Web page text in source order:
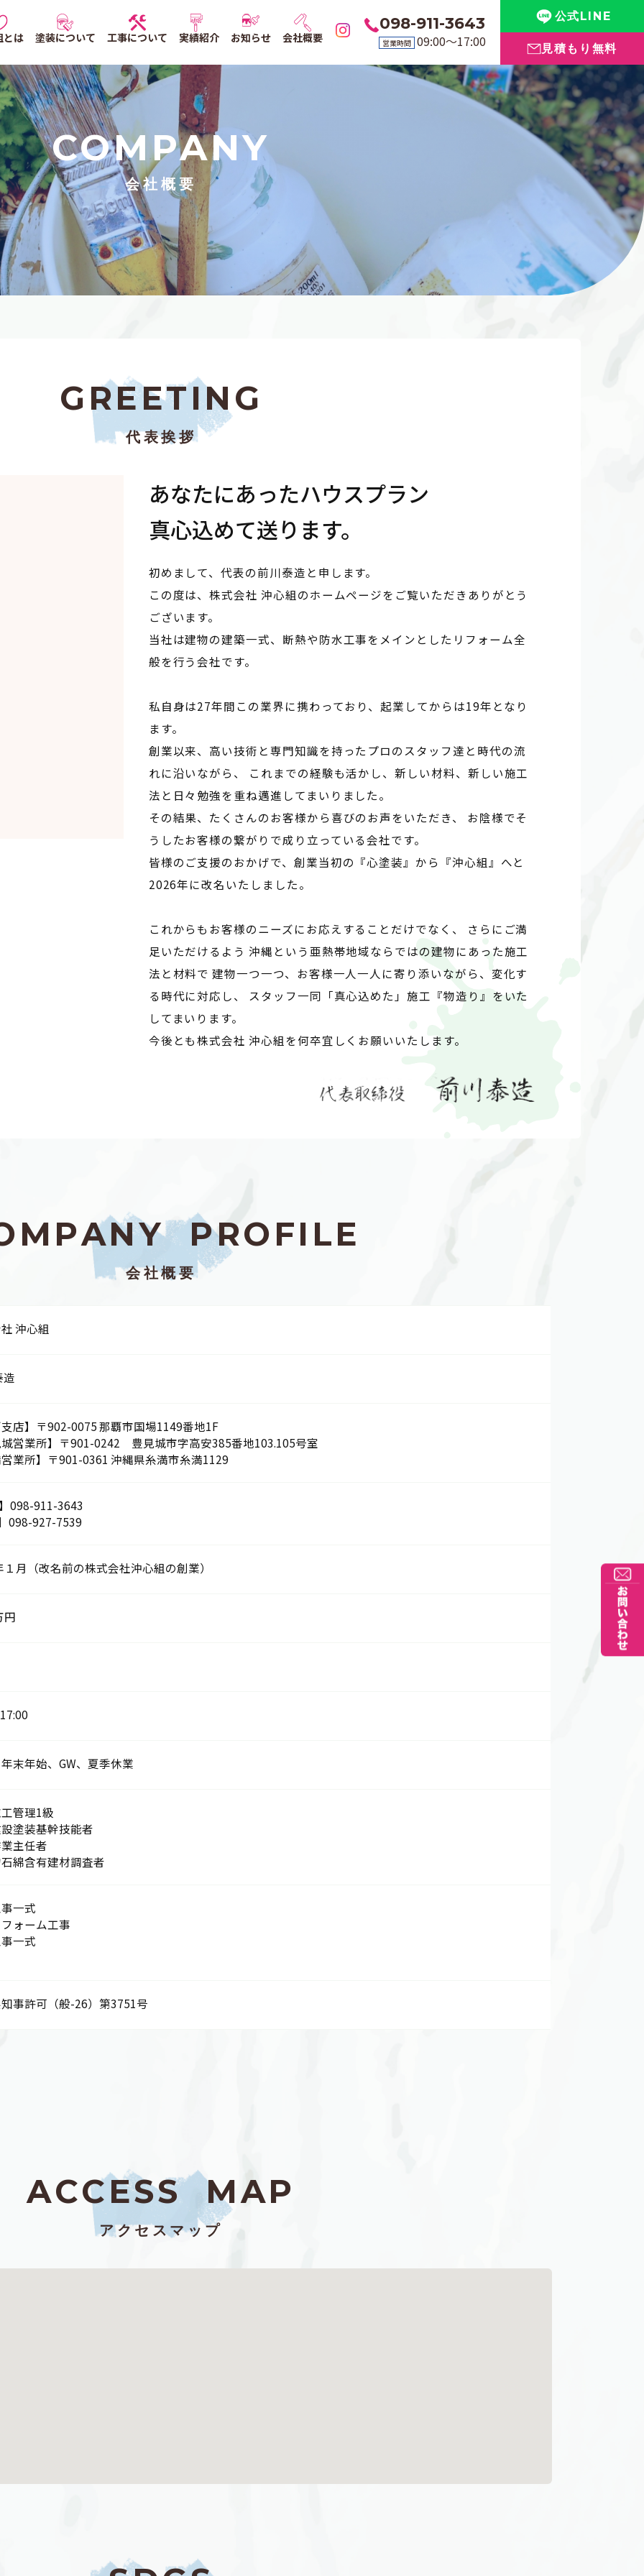
098-911-3643
営業時間 09:00〜17:00
とは 塗装について 工事について 実績紹介 お知らせ 会社概要
公式LINE
見積もり無料
COMPANY
会社概要
GREETIN G
代表挨拶
あなたにあったハウスプラン
真心込めて送ります。
初めまして、代表の前川泰造と申します。
この度は、株式会社 沖心組のホームページをご覧いただきありがとう
ございます。
当社は建物の建築一式、断熱や防水工事をメインとしたリフォーム全
般を行う会社です。
私自身は27年間この業界に携わっており、起業してからは19年となり
ます。
創業以来、高い技術と専門知識を持ったプロのスタッフ達と時代の流
れに沿いながら、 これまでの経験も活かし、新しい材料、新しい施工
法と日々勉強を重ね邁進してまいりました。
その結果、たくさんのお客様から喜びのお声をいただき、 お陰様でそ
うしたお客様の繋がりで成り立っている会社です。
皆様のご支援のおかげで、創業当初の『心塗装』から『沖心組』へと
2026年に改名いたしました。
これからもお客様のニーズにお応えすることだけでなく、 さらにご満
足いただけるよう 沖縄という亜熱帯地域ならではの建物にあった施工
法と材料で 建物一つ一つ、お客様一人一人に寄り添いながら、変化す
る時代に対応し、 スタッフ一同「真心込めた」施工『物造り』をいた
してまいります。
今後とも株式会社 沖心組を何卒宜しくお願いいたします。
M PANY PRO FI LE
会社概要
沖心組
造
店】〒902-0075 那覇市国場1149番地1F
営業所】〒901-0242 豊見城市字高安385番地103.105号室
業所】〒901-0361 沖縄県糸満市糸満1129
098-911-3643
098-927-7539
月（改名前の株式会社沖心組の創業）
円
末年始、GW、夏季休業
管理1級
塗装基幹技能者
主任者
綿含有建材調査者
一式
ォーム工事
一式
事許可（般-26）第3751号
ACCESS MAP
アクセスマップ